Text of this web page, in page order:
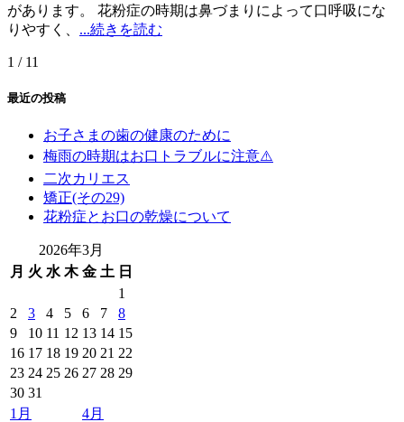
があります。 花粉症の時期は鼻づまりによって口呼吸にな
りやすく、 ...続きを読む
1 / 11
最近の投稿
お子さまの歯の健康のために
梅雨の時期はお口トラブルに注意⚠️
二次カリエス
矯正(その29)
花粉症とお口の乾燥について
2026年3月
月 火 水 木 金 土 日
1月 4月
1
2
3 4 5 6 7
8
9
10 11 12 13 14 15
16 17 18 19 20 21 22
23 24 25 26 27 28 29
30 31